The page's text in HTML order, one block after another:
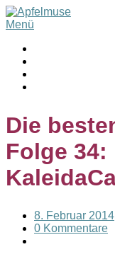
Menü
Die
Folge
8. Februar 2014
0 Kommentare